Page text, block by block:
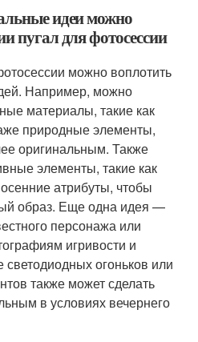
идеи можно
пугал для фотосессии
можно воплотить
Например, можно
материалы, такие как
природные элементы,
оригинальным. Также
элементы, такие как
атрибуты, чтобы
образ. Еще одна идея —
персонажа или
игривости и
огоньков или
также может сделать
в условиях вечернего